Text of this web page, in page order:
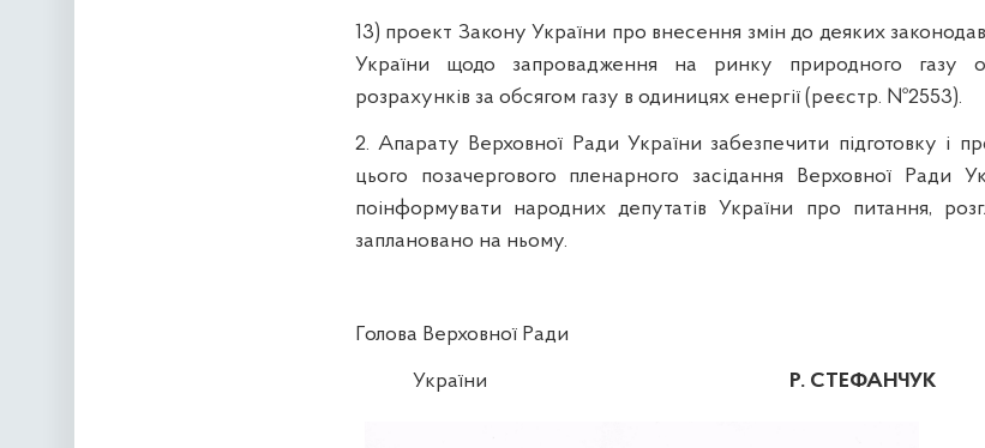
13) проект Закону України про внесення змін до деяких
України щодо запровадження на ринку природного газу
розрахунків за обсягом газу в одиницях енергії (реєстр. №2553).
2. Апарату Верховної Ради України забезпечити підготовку і
цього позачергового пленарного засідання Верховної Ради
поінформувати народних депутатів України про питання,
заплановано на ньому.
Голова Верховної Ради
України Р. СТЕФАНЧУК